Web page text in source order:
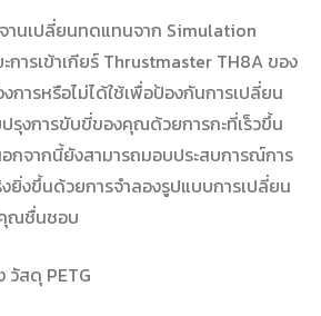
านเปลี่ยนทดแทนจาก Simulation
การเข้าเกียร์ Thrustmaster TH8A ของ
ารหรือไม่ได้ใช้เพื่อป้องกันการเปลี่ยน
รุงการขับขี่ของคุณด้วยการกะที่เร็วขึ้น
กจากนี้ยังสามารถมอบประสบการณ์การ
ยิ่งขึ้นด้วยการจำลองรูปแบบการเปลี่ยน
ณชื่นชอบ
วัสดุ PETG